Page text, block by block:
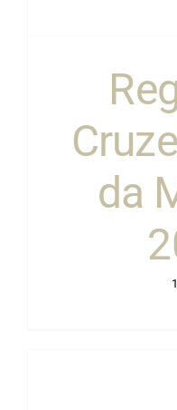
da